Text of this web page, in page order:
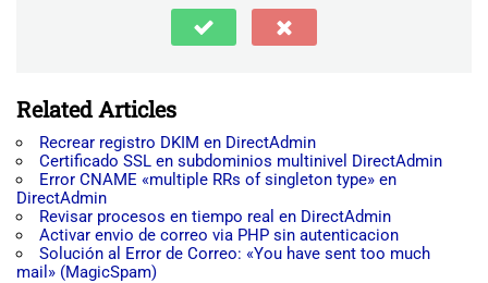
Related Articles
Recrear registro DKIM en DirectAdmin
Certificado SSL en subdominios multinivel DirectAdmin
Error CNAME «multiple RRs of singleton type» en
DirectAdmin
Revisar procesos en tiempo real en DirectAdmin
Activar envio de correo via PHP sin autenticacion
Solución al Error de Correo: «You have sent too much
mail» (MagicSpam)